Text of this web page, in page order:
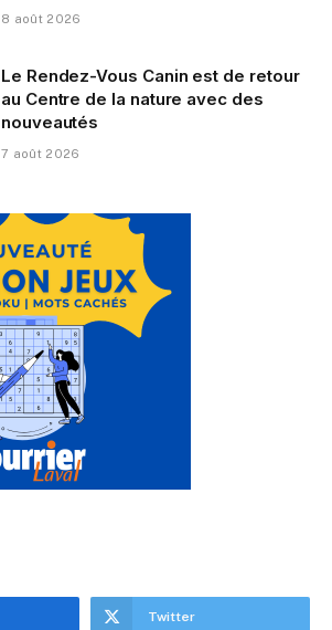
8 août 2026
Le Rendez-Vous Canin est de retour
au Centre de la nature avec des
nouveautés
7 août 2026
Twitter